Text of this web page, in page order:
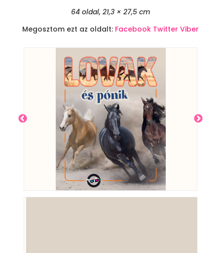
64 oldal, 21,3 × 27,5 cm
Megosztom ezt az oldalt: Facebook Twitter Viber